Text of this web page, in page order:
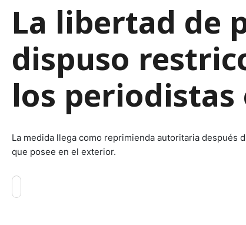
La libertad de
dispuso
los periodistas
La medida llega como reprimienda autoritaria después
que posee en el exterior.